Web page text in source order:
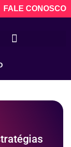
FALE CONOSCO